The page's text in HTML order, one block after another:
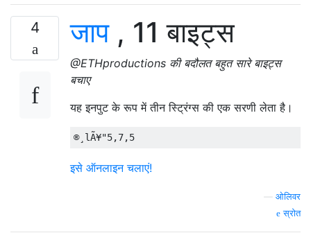
4 जाप, 11 बाइट्स
@ETHproductions की बदौलत बहुत सारे बाइट्स
बचाए
यह इनपुट के रूप में तीन स्ट्रिंग्स की एक सरणी लेता है।
इसे ऑनलाइन चलाएं!
ओलिवर
स्रोत